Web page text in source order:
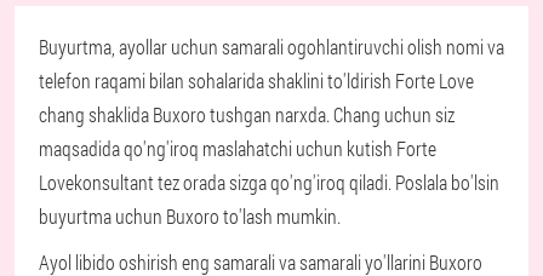
Buyurtma, ayollar uchun samarali ogohlantiruvchi olish nomi va
telefon raqami bilan sohalarida shaklini to'ldirish Forte Love
chang shaklida Buxoro tushgan narxda. Chang uchun siz
maqsadida qo'ng'iroq maslahatchi uchun kutish Forte
Lovekonsultant tez orada sizga qo'ng'iroq qiladi. Poslala bo'lsin
buyurtma uchun Buxoro to'lash mumkin.
Ayol libido oshirish eng samarali va samarali yo'llarini Buxoro